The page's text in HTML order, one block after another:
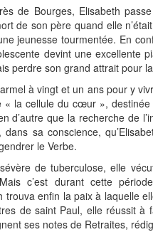
de Bourges, Elisabeth
de son père quand elle
jeunesse tourmentée. En
devint une excellente
perdre son grand attrait pour
à vingt et un ans pour y
« la cellule du cœur »,
d’autre que la recherche de
sa conscience,
le Verbe.
de tuberculose, elle
c’est durant cette
trouva enfin la paix à laquelle
de saint Paul, elle réussit à
ses notes de Retraites,